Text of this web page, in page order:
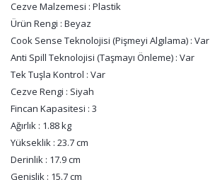
Cezve Malzemesi : Plastik
Ürün Rengi : Beyaz
Cook Sense Teknolojisi (Pişmeyi Algılama) : Var
Anti Spill Teknolojisi (Taşmayı Önleme) : Var
Tek Tuşla Kontrol : Var
Cezve Rengi : Siyah
Fincan Kapasitesi : 3
Ağırlık : 1.88 kg
Yükseklik : 23.7 cm
Derinlik : 17.9 cm
Genişlik : 15.7 cm